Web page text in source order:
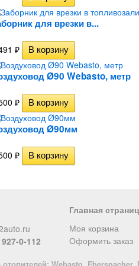
для врезки в...
₽
Ø90 Webasto, метр
₽
Ø90мм
₽
0-112
Главная
Моя корзина
Оформить заказ